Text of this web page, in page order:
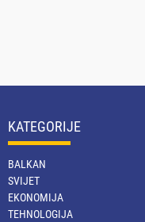
KATEGORIJE
BALKAN
SVIJET
EKONOMIJA
TEHNOLOGIJA